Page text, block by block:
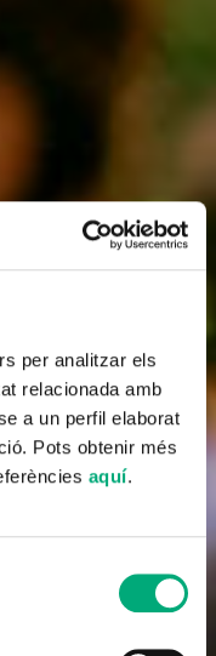
per analitzar els
relacionada amb
a un perfil elaborat
Pots obtenir més
aquí.